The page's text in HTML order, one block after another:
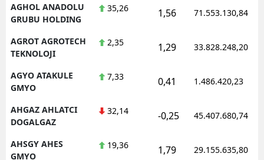
AGHOL ANADOLU
GRUBU HOLDING
35,26 1,56 71.553.130,84
AGROT AGROTECH
TEKNOLOJI
2,35 1,29 33.828.248,20
AGYO ATAKULE
GMYO
7,33 0,41 1.486.420,23
AHGAZ AHLATCI
DOGALGAZ
32,14 -0,25 45.407.680,74
AHSGY AHES
GMYO
19,36 1,79 29.155.635,80